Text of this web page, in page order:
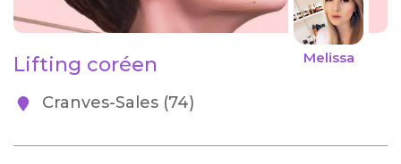
Melissa
Lifting coréen
Cranves-Sales (74)